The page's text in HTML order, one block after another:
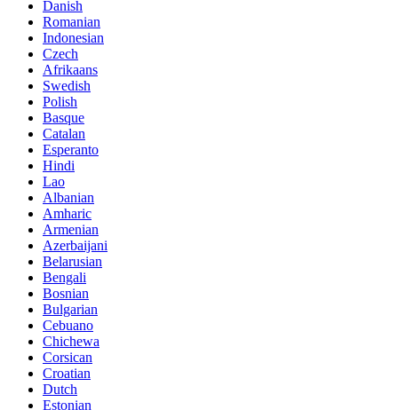
Danish
Romanian
Indonesian
Czech
Afrikaans
Swedish
Polish
Basque
Catalan
Esperanto
Hindi
Lao
Albanian
Amharic
Armenian
Azerbaijani
Belarusian
Bengali
Bosnian
Bulgarian
Cebuano
Chichewa
Corsican
Croatian
Dutch
Estonian